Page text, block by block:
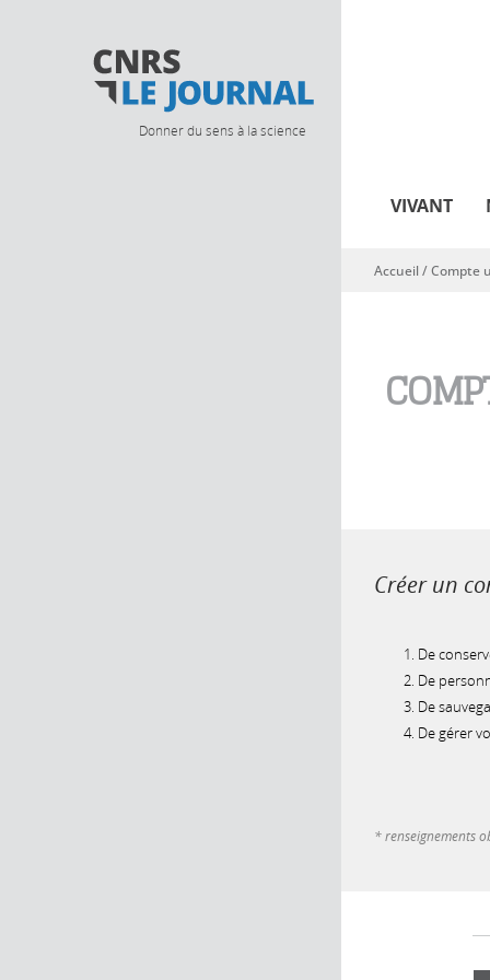
Donner du sens à la science
VIVANT
Vous êtes ici
Accueil/Compte
Créer un
De
De
De
De gérer
* renseignements